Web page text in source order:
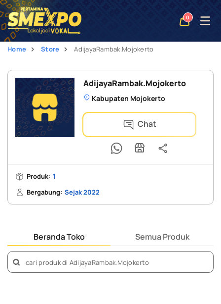
0
Open
Home Store AdijayaRambak.Mojokerto
AdijayaRambak.Mojokerto
Kabupaten Mojokerto
Chat
Produk: 1
Bergabung: Sejak 2022
Beranda Toko Semua Produk